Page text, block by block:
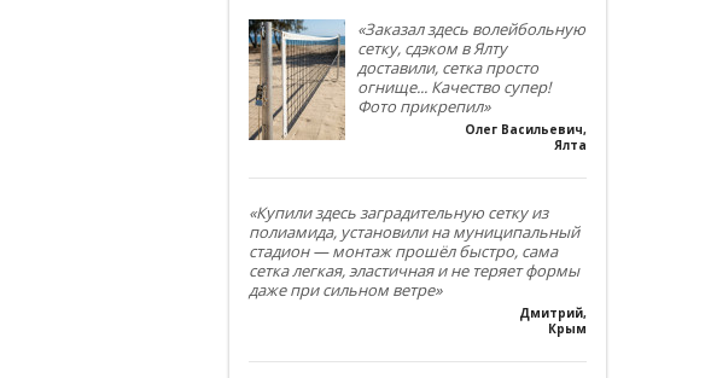
«Заказал здесь волейбольную
сетку, сдэком в Ялту
доставили, сетка просто
огнище... Качество супер!
Фото прикрепил»
Олег Васильевич,
Ялта
«Купили здесь заградительную сетку из
полиамида, установили на муниципальный
стадион — монтаж прошёл быстро, сама
сетка легкая, эластичная и не теряет формы
даже при сильном ветре»
Дмитрий,
Крым